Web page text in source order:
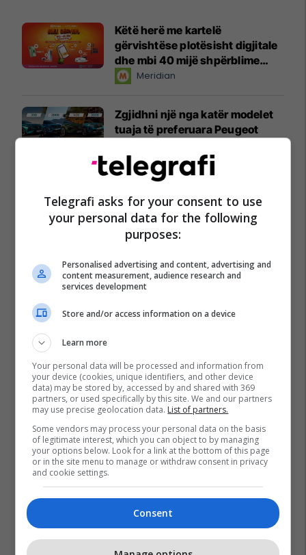
Këtë herë me kartelë
gërvishtëse plotësisht digjitale
dhe mbi 40 mijë shpërblime
instant!Meridian
Zgjidhni një nga katër modelet
tuaja të preferuara Peugeot
IPKO vazhdon partneritetin me
Sunny Hill Festival 2026
IPKO
më 3, 4 dhe 5 gusht në Prishtinë
Expo Prishtina
Telegrafi asks for your consent to use
your personal data for the following
purposes:
Personalised advertising and content, advertising and
content measurement, audience research and
services development
Store and/or access information on a device
Learn more
Your personal data will be processed and information from
your device (cookies, unique identifiers, and other device
data) may be stored by, accessed by and shared with 369
partners, or used specifically by this site. We and our partners
may use precise geolocation data. List of partners.
Some vendors may process your personal data on the basis
of legitimate interest, which you can object to by managing
your options below. Look for a link at the bottom of this page
or in the site menu to manage or withdraw consent in privacy
and cookie settings.
Consent